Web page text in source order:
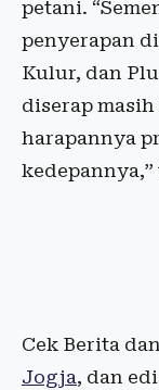
petani.
penyerapan
Kulur, dan
diserap
harapannya
Cek Berita
Jogja, dan